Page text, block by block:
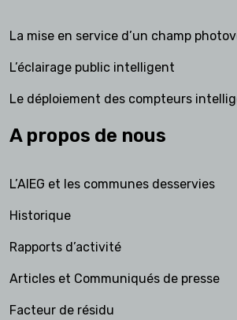
La mise en service d’un champ
L’éclairage public intelligent
Le déploiement des compteurs
A propos de nous
L’AIEG et les communes desservies
Historique
Rapports d’activité
Articles et Communiqués de presse
Facteur de résidu